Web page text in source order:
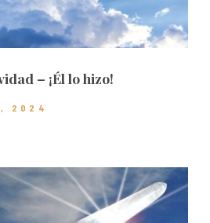
– ¡Él lo hizo!
2024